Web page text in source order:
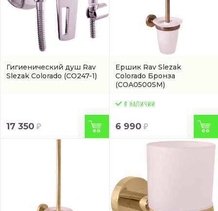
Гигиенический душ Rav
Slezak Colorado (CO247-1)
17 350
Ершик Rav Slezak
Colorado Бронза
(COA0500SM)
6 990